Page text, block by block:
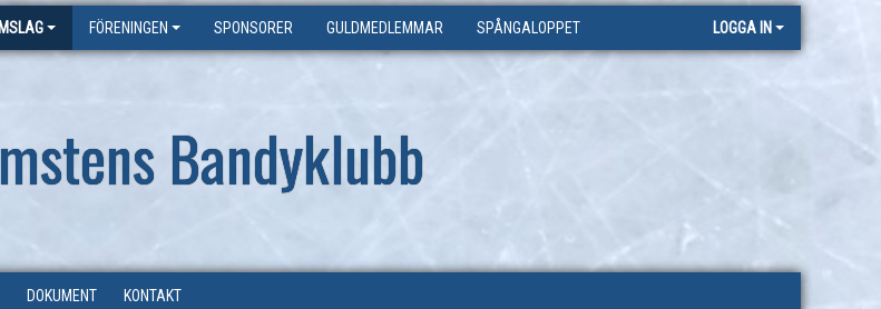
FÖRENINGEN SPONSORER GULDMEDLEMMAR SPÅNGALOPPET LOGGA IN
Bandyklubb
DOKUMENT KONTAKT